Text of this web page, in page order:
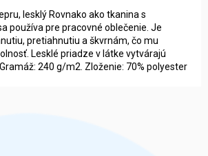
lesklý Rovnako ako tkanina s
používa pre pracovné oblečenie. Je
pretiahnutiu a škvrnám, čo mu
Lesklé priadze v látke vytvárajú
240 g/m2. Zloženie: 70% polyester